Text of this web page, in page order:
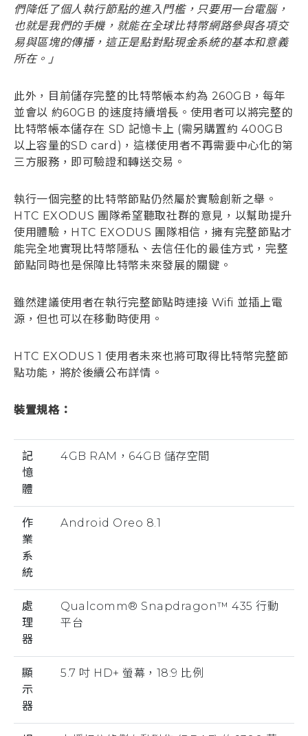
們降低了個人執行節點的進入門檻，只要用一台電腦，
也就是我們的手機，就能在全球比特幣網路參與各項交
易與區塊的傳播，這正是點對點現金系統的基本和意義
所在。」
此外，目前儲存完整的比特幣帳本約為 260GB，每年
並會以 約60GB 的速度持續增長。使用者可以將完整的
比特幣帳本儲存在 SD 記憶卡上 (需另購置約 400GB
以上容量的SD card)，這樣使用者不再需要中心化的第
三方服務，即可驗證和轉送交易。
執行一個完整的比特幣節點仍然屬於實驗創新之舉。
HTC EXODUS 團隊希望聽取社群的意見，以幫助提升
使用體驗，HTC EXODUS 團隊相信，擁有完整節點才
能完全地實現比特幣隱私、去信任化的最佳方式，完整
節點同時也是保障比特幣未來發展的關鍵。
雖然建議使用者在執行完整節點時連接 Wifi 並插上電
源，但也可以在移動時使用。
HTC EXODUS 1 使用者未來也將可取得比特幣完整節
點功能，將於後續公布詳情。
裝置規格：
記
憶
體
4GB RAM，64GB 儲存空間
作
業
系
統
Android Oreo 8.1
處
理
器
Qualcomm® Snapdragon™ 435 行動
平台
顯
示
器
5.7 吋 HD+ 螢幕，18:9 比例